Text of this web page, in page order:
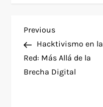
P
o
s
Previous
Post
Previous
Hacktivismo en la
Red: Más Allá de la
Brecha Digital